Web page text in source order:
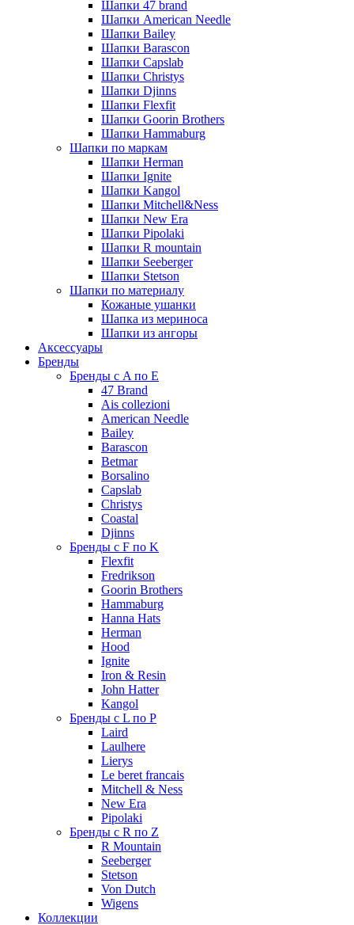
Шапки 47 brand
Шапки American Needle
Шапки Bailey
Шапки Barascon
Шапки Capslab
Шапки Christys
Шапки Djinns
Шапки Flexfit
Шапки Goorin Brothers
Шапки Hammaburg
Шапки по маркам
Шапки Herman
Шапки Ignite
Шапки Kangol
Шапки Mitchell&Ness
Шапки New Era
Шапки Pipolaki
Шапки R mountain
Шапки Seeberger
Шапки Stetson
Шапки по материалу
Кожаные ушанки
Шапка из мериноса
Шапки из ангоры
Аксессуары
Бренды
Бренды с A по E
47 Brand
Ais collezioni
American Needle
Bailey
Barascon
Betmar
Borsalino
Capslab
Christys
Coastal
Djinns
Бренды с F по K
Flexfit
Fredrikson
Goorin Brothers
Hammaburg
Hanna Hats
Herman
Hood
Ignite
Iron & Resin
John Hatter
Kangol
Бренды с L по P
Laird
Laulhere
Lierys
Le beret francais
Mitchell & Ness
New Era
Pipolaki
Бренды с R по Z
R Mountain
Seeberger
Stetson
Von Dutch
Wigens
Коллекции